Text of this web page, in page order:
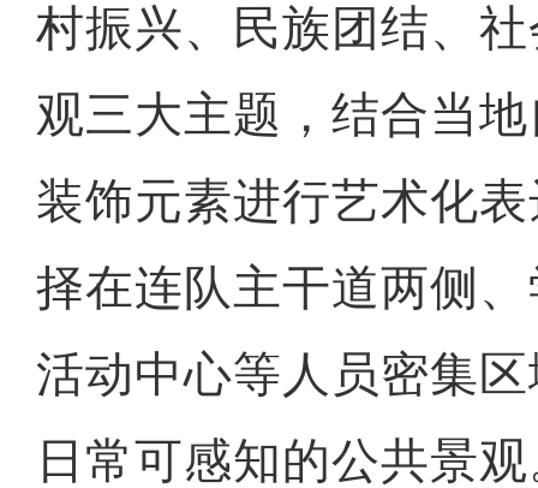
村振兴、民族团结、
观三大主题，结合当
装饰元素进行艺术化
择在连队主干道两侧
活动中心等人员密集
日常可感知的公共景